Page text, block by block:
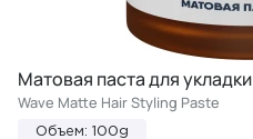
Матовая паста для
Wave Matte Hair Styling Paste
Объем: 100g